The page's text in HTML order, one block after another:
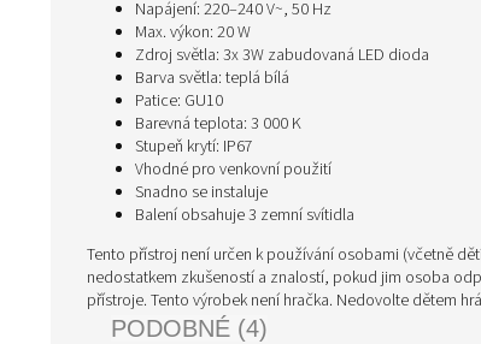
Napájení: 220–240 V~, 50 Hz
Max. výkon: 20 W
Zdroj světla: 3x 3W zabudovaná LED dioda
Barva světla: teplá bílá
Patice: GU10
Barevná teplota: 3 000 K
Stupeň krytí: IP67
Vhodné pro venkovní použití
Snadno se instaluje
Balení obsahuje 3 zemní svítidla
Tento přístroj není určen k používání osobami (včetně
nedostatkem zkušeností a znalostí, pokud jim osoba
přístroje. Tento výrobek není hračka. Nedovolte dětem
PODOBNÉ (4)